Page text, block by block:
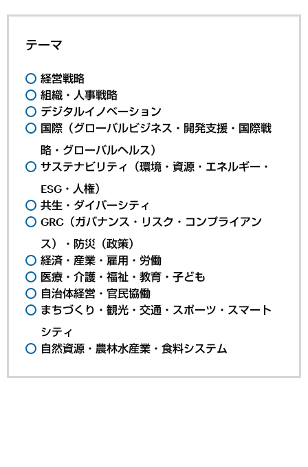
テーマ
経営戦略
組織・人事戦略
デジタルイノベーション
国際（グローバルビジネス・開発支援・国際戦
略・グローバルヘルス）
サステナビリティ（環境・資源・エネルギー・
ESG・人権）
共生・ダイバーシティ
GRC（ガバナンス・リスク・コンプライアン
ス）・防災（政策）
経済・産業・雇用・労働
医療・介護・福祉・教育・子ども
自治体経営・官民協働
まちづくり・観光・交通・スポーツ・スマート
シティ
自然資源・農林水産業・食料システム